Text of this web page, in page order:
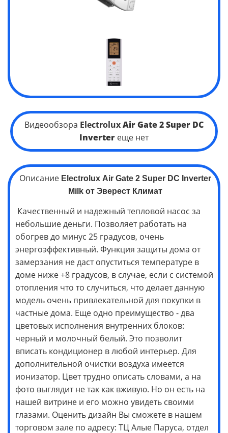
Видеообзора ElectroluxAir Gate 2 Super DC
Inverter еще нет
Описание Electrolux Air Gate 2 Super DC Inverter
Milk от Эверест Климат
Качественный и надежный тепловой насос за
небольшие деньги. Позволяет работать на
обогрев до минус 25 градусов, очень
энергоэффективный. Функция защиты дома от
замерзания не даст опуститься температуре в
доме ниже +8 градусов, в случае, если с системой
отопления что то случиться, что делает данную
модель очень привлекательной для покупки в
частные дома. Еще одно преимущество - два
цветовых исполнения внутренних блоков:
черный и молочный белый. Это позволит
вписать кондиционер в любой интерьер. Для
дополнительной очистки воздуха имеется
ионизатор. Цвет трудно описать словами, а на
фото выглядит не так как вживую. Но он есть на
нашей витрине и его можно увидеть своими
глазами. Оценить дизайн Вы сможете в нашем
торговом зале по адресу: ТЦ Алые Паруса, отдел